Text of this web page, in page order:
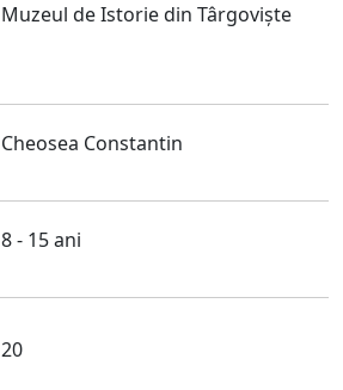
Muzeul de Istorie din Târgoviște
Cheosea Constantin
8 - 15 ani
20